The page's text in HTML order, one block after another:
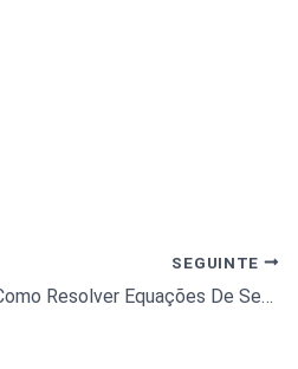
SEGUINTE
Videoaula: Como Resolver Equações De Segundo Grau